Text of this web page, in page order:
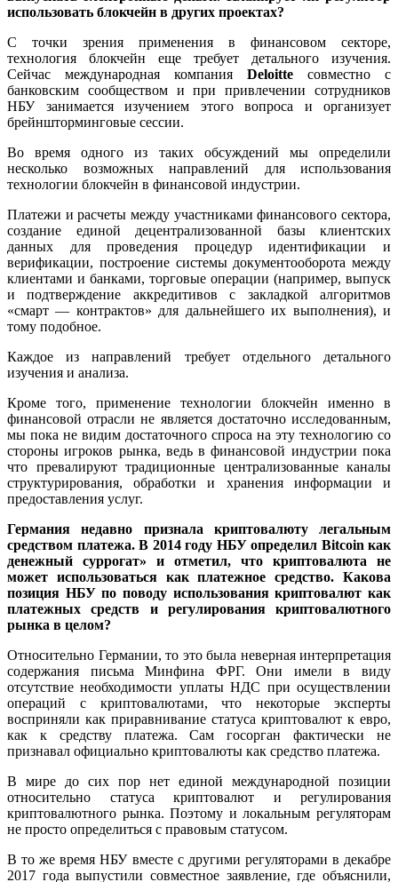
использовать блокчейн в других проектах?
С точки зрения применения в финансовом секторе,
технология блокчейн еще требует детального изучения.
Сейчас международная компания Deloitte совместно с
банковским сообществом и при привлечении сотрудников
НБУ занимается изучением этого вопроса и организует
брейншторминговые сессии.
Во время одного из таких обсуждений мы определили
несколько возможных направлений для использования
технологии блокчейн в финансовой индустрии.
Платежи и расчеты между участниками финансового сектора,
создание единой децентрализованной базы клиентских
данных для проведения процедур идентификации и
верификации, построение системы документооборота между
клиентами и банками, торговые операции (например, выпуск
и подтверждение аккредитивов с закладкой алгоритмов
«смарт — контрактов» для дальнейшего их выполнения), и
тому подобное.
Каждое из направлений требует отдельного детального
изучения и анализа.
Кроме того, применение технологии блокчейн именно в
финансовой отрасли не является достаточно исследованным,
мы пока не видим достаточного спроса на эту технологию со
стороны игроков рынка, ведь в финансовой индустрии пока
что превалируют традиционные централизованные каналы
структурирования, обработки и хранения информации и
предоставления услуг.
Германия недавно признала криптовалюту легальным
средством платежа. В 2014 году НБУ определил Bitcoin как
денежный суррогат» и отметил, что криптовалюта не
может использоваться как платежное средство. Какова
позиция НБУ по поводу использования криптовалют как
платежных средств и регулирования криптовалютного
рынка в целом?
Относительно Германии, то это была неверная интерпретация
содержания письма Минфина ФРГ. Они имели в виду
отсутствие необходимости уплаты НДС при осуществлении
операций с криптовалютами, что некоторые эксперты
восприняли как приравнивание статуса криптовалют к евро,
как к средству платежа. Сам госорган фактически не
признавал официально криптовалюты как средство платежа.
В мире до сих пор нет единой международной позиции
относительно статуса криптовалют и регулирования
криптовалютного рынка. Поэтому и локальным регуляторам
не просто определиться с правовым статусом.
В то же время НБУ вместе с другими регуляторами в декабре
2017 года выпустили совместное заявление, где объяснили,